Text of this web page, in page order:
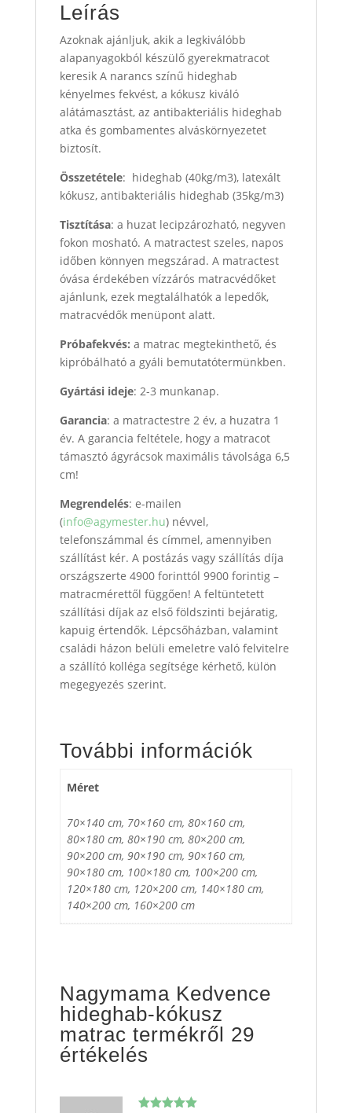
Leírás
Azoknak ajánljuk, akik a legkiválóbb
alapanyagokból készülő gyerekmatracot
keresik A narancs színű hideghab
kényelmes fekvést, a kókusz kiváló
alátámasztást, az antibakteriális hideghab
atka és gombamentes alváskörnyezetet
biztosít.
Összetétele: hideghab (40kg/m3), latexált
kókusz, antibakteriális hideghab (35kg/m3)
Tisztítása: a huzat lecipzározható, negyven
fokon mosható. A matractest szeles, napos
időben könnyen megszárad. A matractest
óvása érdekében vízzárós matracvédőket
ajánlunk, ezek megtalálhatók a lepedők,
matracvédők menüpont alatt.
Próbafekvés: a matrac megtekinthető, és
kipróbálható a gyáli bemutatótermünkben.
Gyártási ideje: 2-3 munkanap.
Garancia: a matractestre 2 év, a huzatra 1
év. A garancia feltétele, hogy a matracot
támasztó ágyrácsok maximális távolsága 6,5
cm!
Megrendelés: e-mailen
(info@agymester.hu) névvel,
telefonszámmal és címmel, amennyiben
szállítást kér. A postázás vagy szállítás díja
országszerte 4900 forinttól 9900 forintig –
matracmérettől függően! A feltüntetett
szállítási díjak az első földszinti bejáratig,
kapuig értendők. Lépcsőházban, valamint
családi házon belüli emeletre való felvitelre
a szállító kolléga segítsége kérhető, külön
megegyezés szerint.
További információk
Méret
70×140 cm, 70×160 cm, 80×160 cm,
80×180 cm, 80×190 cm, 80×200 cm,
90×200 cm, 90×190 cm, 90×160 cm,
90×180 cm, 100×180 cm, 100×200 cm,
120×180 cm, 120×200 cm, 140×180 cm,
140×200 cm, 160×200 cm
Nagymama Kedvence
hideghab-kókusz
matrac termékről 29
értékelés